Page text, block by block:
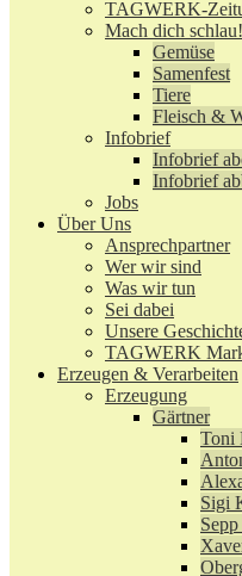
TAGWERK-
Mach dich schlau!
Gemüse
Samenfest
Tiere
Fleisch &
Infobrief
Infobrief
Infobrief
Jobs
Über Uns
Ansprechpartner
Wer wir sind
Was wir tun
Sei dabei
Unsere
TAGWERK
Erzeugen & Verarbeiten
Erzeugung
Gärtner
Toni
Sigi